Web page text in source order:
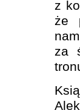
z
że
za